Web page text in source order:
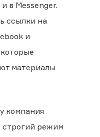
в Messenger.
ссылки на
и
материалы
компания
строгий режим